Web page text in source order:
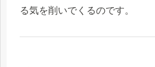
る気を削いでくるのです。